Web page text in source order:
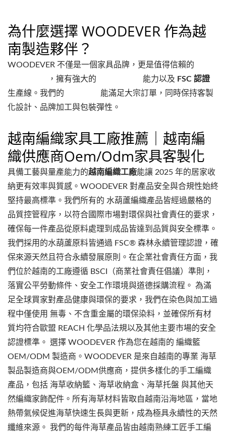
為什麼選擇 WOODEVER 作為越
南製造夥伴？
WOODEVER 不僅是一個家具品牌，更是值得信賴的
，擁有強大的 能力以及 FSC 認證
生產線。我們的
能滿足大宗訂單，同時保持客製
化設計、品牌加工與包裝彈性。
越南編織家具工廠推薦｜越南編
織供應商oem/odm家具客製化
具備工藝與量產能力的越南編織工廠能讓 2025 年的居家收
納更有效率與質感。WOODEVER 對產品安全與合規性始終
堅持最高標準。我們所有的 水葫蘆編織產品皆經過嚴格的
品質控管程序，以符合國際市場對環保與社會責任的要求，
確保每一件產品從原料處理到成品皆達到品質與安全標準。
我們採用的水葫蘆原料皆通過 FSC® 森林永續管理認證，確
保來源天然且符合永續發展原則。在企業社會責任方面，我
們位於越南的工廠遵循 BSCI（商業社會責任倡議）準則，
落實公平勞動條件、安全工作環境與道德採購流程。 為滿
足全球買家對產品健康與環保的要求，我們在染色與加工過
程中僅使用 無毒、不含重金屬的環保染料，並確保所有材
質均符合歐盟 REACH 化學品法規以及其他主要市場的安全
認證標準。 選擇 WOODEVER 作為您在越南的 編織籃
OEM/ODM 製造商。WOODEVER 是來自越南的專業 海草
製品製造商與OEM/ODM供應商，提供多樣化的手工編織
產品，包括 海草收納籃、海草收納盒、海草托盤 與其他天
然編織家飾配件。所有海草材料皆取自越南沿海地區，當地
熱帶氣候促進海草快速生長與更新，成為極具永續性的天然
纖維來源。 我們的每件海草產品皆由越南熟練工匠手工編